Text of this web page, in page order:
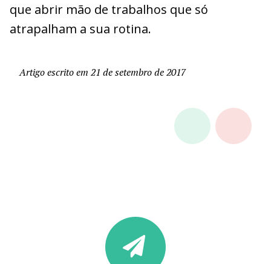
que abrir mão de trabalhos que só
atrapalham a sua rotina.
Artigo escrito em 21 de setembro de 2017